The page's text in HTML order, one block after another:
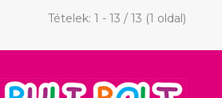
Tételek: 1 - 13 / 13 (1 oldal)